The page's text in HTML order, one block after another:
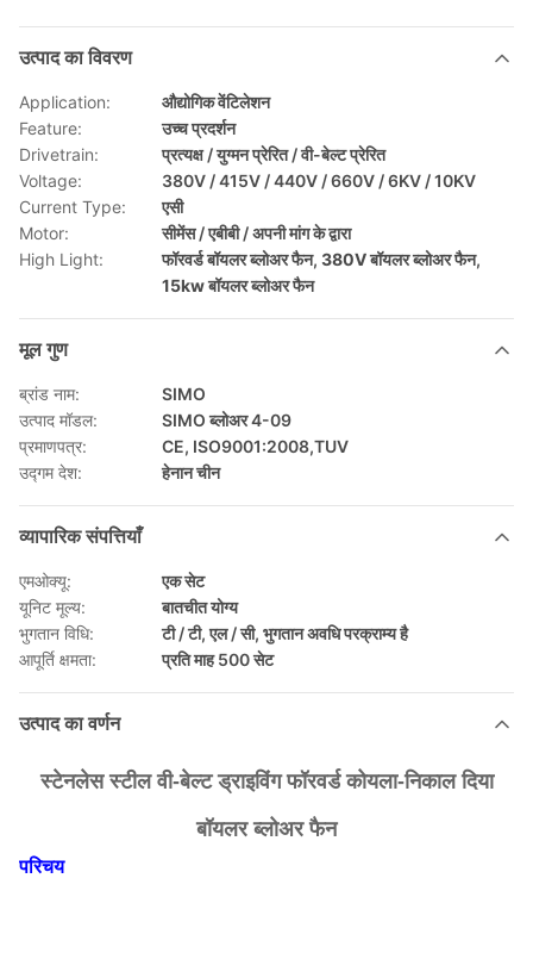
उत्पाद का विवरण
Application:
औद्योगिक वेंटिलेशन
Feature:
उच्च प्रदर्शन
Drivetrain:
प्रत्यक्ष / युग्मन प्रेरित / वी-बेल्ट प्रेरित
Voltage:
380V / 415V / 440V / 660V / 6KV / 10KV
Current Type:
एसी
Motor:
सीमेंस / एबीबी / अपनी मांग के द्वारा
High Light:
फॉरवर्ड बॉयलर ब्लोअर फैन, 380V बॉयलर ब्लोअर फैन,
15kw बॉयलर ब्लोअर फैन
मूल गुण
ब्रांड नाम:
SIMO
उत्पाद मॉडल:
SIMO ब्लोअर 4-09
प्रमाणपत्र:
CE, ISO9001:2008,TUV
उद्गम देश:
हेनान चीन
व्यापारिक संपत्तियाँ
एमओक्यू:
एक सेट
यूनिट मूल्य:
बातचीत योग्य
भुगतान विधि:
टी / टी, एल / सी, भुगतान अवधि परक्राम्य है
आपूर्ति क्षमता:
प्रति माह 500 सेट
उत्पाद का वर्णन
स्टेनलेस स्टील वी-बेल्ट ड्राइविंग फॉरवर्ड कोयला-निकाल दिया
बॉयलर ब्लोअर फैन
परिचय